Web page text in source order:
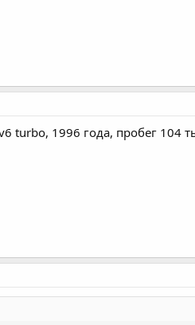
turbo, 1996 года, пробег 104